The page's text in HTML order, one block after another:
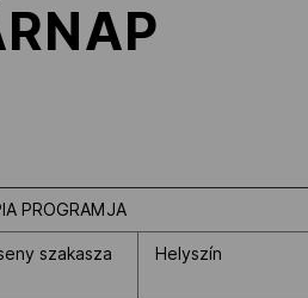
PROGRAMJA
szakasza Helyszín